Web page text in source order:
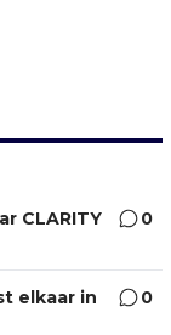
CLARITY
0
elkaar in
0